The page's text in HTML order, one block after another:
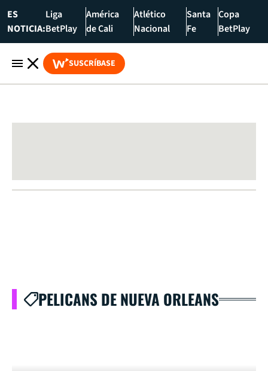
ES
NOTICIA:
Liga
BetPlay
América
de Cali
Atlético
Nacional
Santa
Fe
Copa
BetPlay
SUSCRÍBASE
PELICANS DE NUEVA ORLEANS